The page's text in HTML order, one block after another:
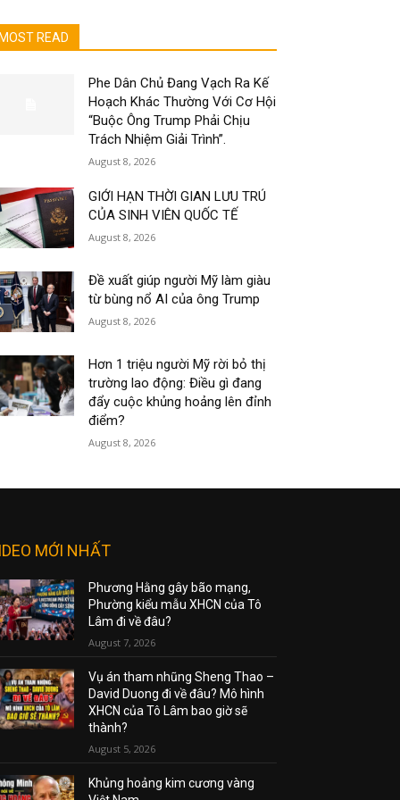
MOST READ
Phe Dân Chủ Đang Vạch Ra Kế
Hoạch Khác Thường Với Cơ Hội
“Buộc Ông Trump Phải Chịu
Trách Nhiệm Giải Trình”.
August 8, 2026
GIỚI HẠN THỜI GIAN LƯU TRÚ
CỦA SINH VIÊN QUỐC TẾ
August 8, 2026
Đề xuất giúp người Mỹ làm giàu
từ bùng nổ AI của ông Trump
August 8, 2026
Hơn 1 triệu người Mỹ rời bỏ thị
trường lao động: Điều gì đang
đẩy cuộc khủng hoảng lên đỉnh
điểm?
August 8, 2026
MỚI NHẤT
Phương Hằng gây bão mạng,
Phường kiểu mẫu XHCN của Tô
Lâm đi về đâu?
August 7, 2026
Vụ án tham nhũng Sheng Thao –
David Duong đi về đâu? Mô hình
XHCN của Tô Lâm bao giờ sẽ
thành?
August 5, 2026
Khủng hoảng kim cương vàng